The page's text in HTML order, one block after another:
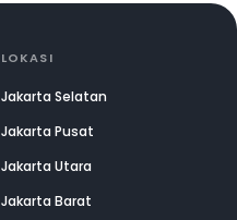
LOKASI
Jakarta Selatan
Jakarta Pusat
Jakarta Utara
Jakarta Barat